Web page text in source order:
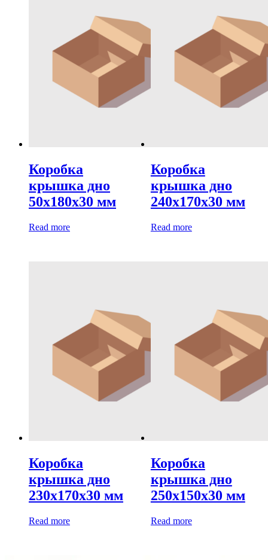
Коробка
крышка дно
50х180х30 мм
Read more
Коробка
крышка дно
240х170х30 мм
Read more
Коробка
крышка дно
230х170х30 мм
Read more
Коробка
крышка дно
250х150х30 мм
Read more